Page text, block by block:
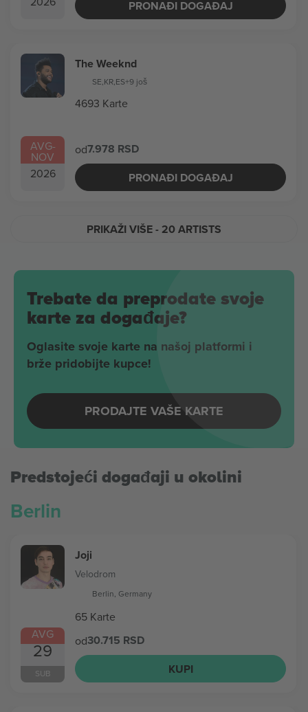
PRONAĐI DOGAĐAJ
AVG-
NOV
2026
The Weeknd
SE,KR,ES+9 još
4693 Karte
od7.978 RSD
PRONAĐI DOGAĐAJ
PRIKAŽI VIŠE- 20 ARTISTS
Trebate da preprodate svoje
karte za događaje?
Oglasite svoje karte na našoj platformi i
brže pridobijte kupce!
PRODAJTE VAŠE KARTE
Predstojeći događaji u okolini
Berlin
AVG
29
SUB
Joji
Velodrom
Berlin, Germany
65 Karte
od30.715 RSD
KUPI